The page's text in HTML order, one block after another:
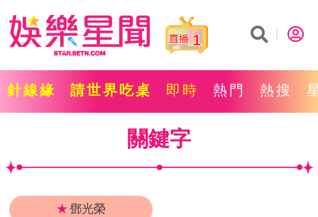
1
針線緣 請世界吃桌 即時 熱門 熱搜
關鍵字
★鄧光榮